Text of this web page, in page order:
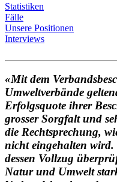
Statistiken
Fälle
Unsere Positionen
Interviews
«Mit dem
Umweltverbände
Erfolgsquote ihrer
grosser Sorgfalt und
die Rechtsprechung,
nicht eingehalten wird.
dessen Vollzug
Natur und Umwelt